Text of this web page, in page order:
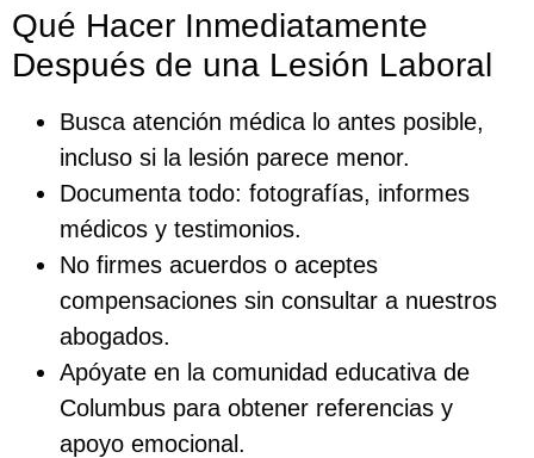
Qué Hacer Inmediatamente
Después de una Lesión Laboral
Busca atención médica lo antes posible,
incluso si la lesión parece menor.
Documenta todo: fotografías, informes
médicos y testimonios.
No firmes acuerdos o aceptes
compensaciones sin consultar a nuestros
abogados.
Apóyate en la comunidad educativa de
Columbus para obtener referencias y
apoyo emocional.